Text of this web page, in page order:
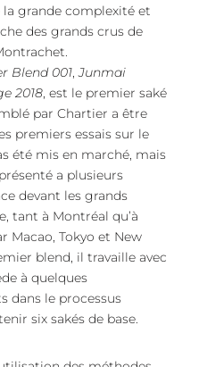
la grande complexité et
des grands crus de
Blend 001, Junmai
2018, est le premier saké
par Chartier a être
premiers essais sur le
été mis en marché, mais
a plusieurs
devant les grands
tant à Montréal qu’à
Macao, Tokyo et New
blend, il travaille avec
à quelques
dans le processus
six sakés de base.